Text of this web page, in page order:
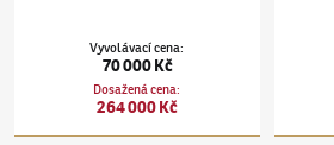
Vyvolávací cena:
70 000 Kč
Dosažená cena:
264 000 Kč